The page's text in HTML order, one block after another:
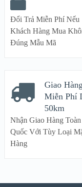
Đổi Trả Miễn Phí Nếu
Khách Hàng Mua
Đúng Mẫu Mã
Giao Hàng
Miễn Phí
50km
Nhận Giao Hàng Toàn
Quốc Với Tùy Loại
Hàng